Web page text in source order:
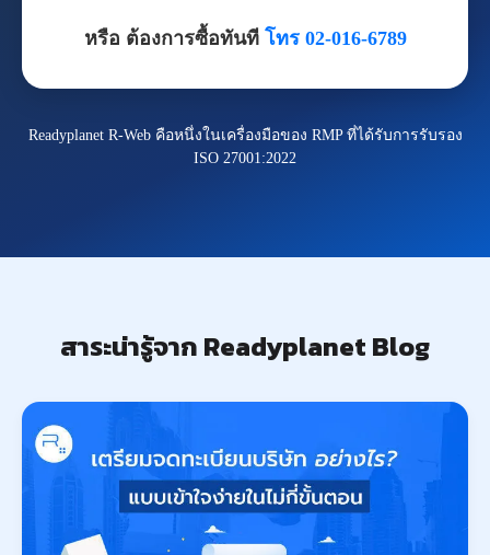
หรือ ต้องการซื้อทันที โทร 02-016-6789
Readyplanet R-Web คือหนึ่งในเครื่องมือของ RMP ที่ได้รับการรับรอง
ISO 27001:2022
สาระน่ารู้จาก Readyplanet Blog